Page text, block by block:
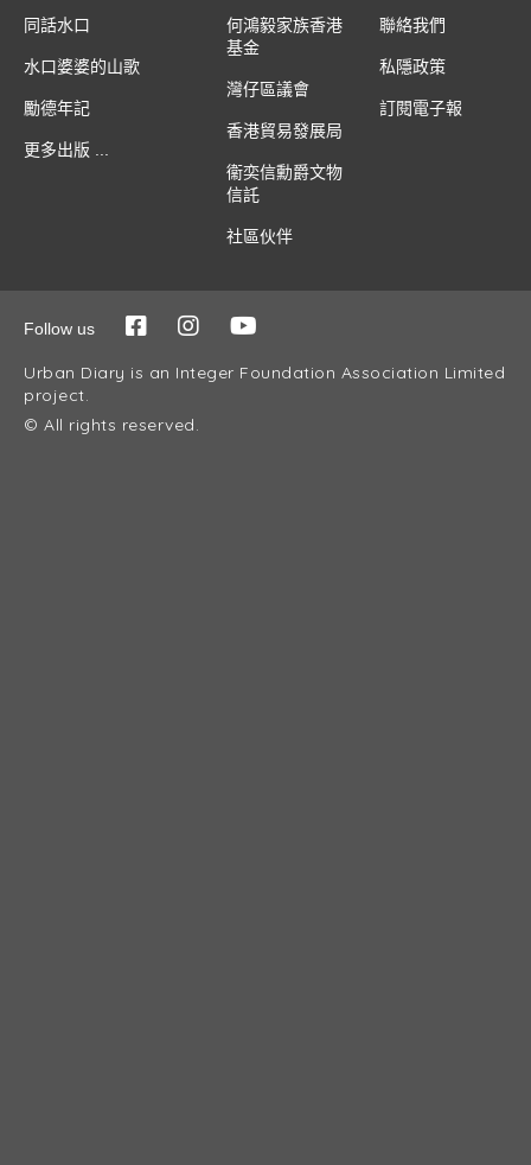
同話水口
水口婆婆的山歌
勵德年記
更多出版 ...
何鴻毅家族香港
基金
灣仔區議會
香港貿易發展局
衞奕信勳爵文物
信託
社區伙伴
聯絡我們
私隱政策
訂閱電子報
Follow us
Urban Diary is an Integer Foundation Association Limited
project.
© All rights reserved.